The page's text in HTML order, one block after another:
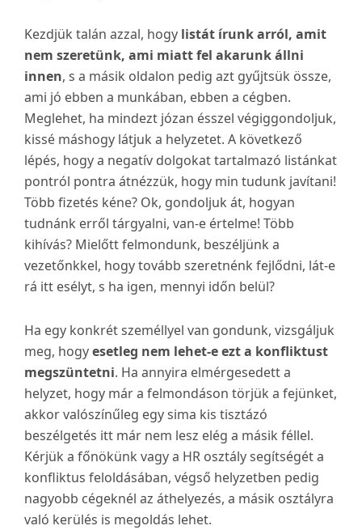
Kezdjük talán azzal, hogy listát írunk arról, amit
nem szeretünk, ami miatt fel akarunk állni
innen, s a másik oldalon pedig azt gyűjtsük össze,
ami jó ebben a munkában, ebben a cégben.
Meglehet, ha mindezt józan ésszel végiggondoljuk,
kissé máshogy látjuk a helyzetet. A következő
lépés, hogy a negatív dolgokat tartalmazó listánkat
pontról pontra átnézzük, hogy min tudunk javítani!
Több fizetés kéne? Ok, gondoljuk át, hogyan
tudnánk erről tárgyalni, van-e értelme! Több
kihívás? Mielőtt felmondunk, beszéljünk a
vezetőnkkel, hogy tovább szeretnénk fejlődni, lát-e
rá itt esélyt, s ha igen, mennyi időn belül?
Ha egy konkrét személlyel van gondunk, vizsgáljuk
meg, hogyesetleg nem lehet-e ezt a konfliktust
megszüntetni. Ha annyira elmérgesedett a
helyzet, hogy már a felmondáson törjük a fejünket,
akkor valószínűleg egy sima kis tisztázó
beszélgetés itt már nem lesz elég a másik féllel.
Kérjük a főnökünk vagy a HR osztály segítségét a
konfliktus feloldásában, végső helyzetben pedig
nagyobb cégeknél az áthelyezés, a másik osztályra
való kerülés is megoldás lehet.